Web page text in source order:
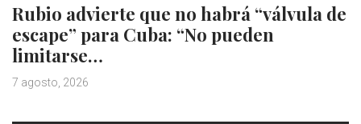
Rubio advierte que no habrá “válvula de
escape” para Cuba: “No pueden
limitarse…
7 agosto, 2026